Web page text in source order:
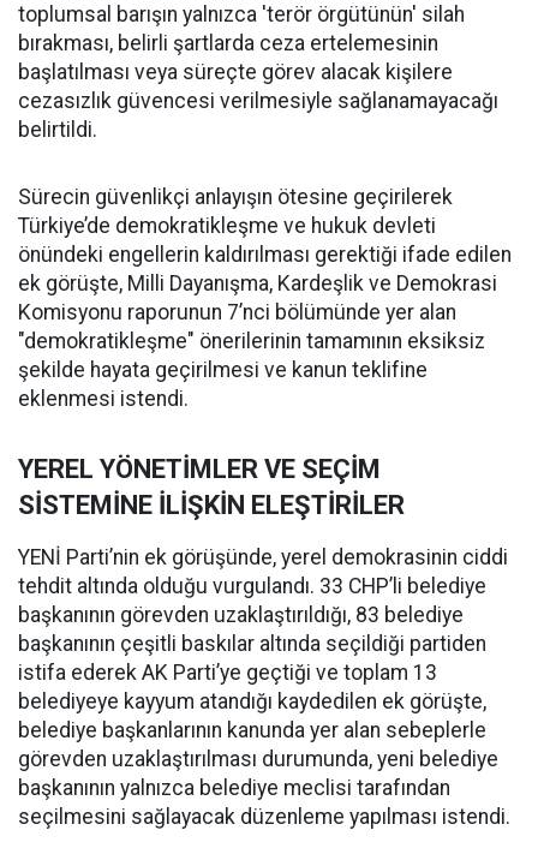
toplumsal barışın yalnızca 'terör örgütünün' silah
bırakması, belirli şartlarda ceza ertelemesinin
başlatılması veya süreçte görev alacak kişilere
cezasızlık güvencesi verilmesiyle sağlanamayacağı
belirtildi.
Sürecin güvenlikçi anlayışın ötesine geçirilerek
Türkiye’de demokratikleşme ve hukuk devleti
önündeki engellerin kaldırılması gerektiği ifade edilen
ek görüşte, Milli Dayanışma, Kardeşlik ve Demokrasi
Komisyonu raporunun 7’nci bölümünde yer alan
"demokratikleşme" önerilerinin tamamının eksiksiz
şekilde hayata geçirilmesi ve kanun teklifine
eklenmesi istendi.
YEREL YÖNETİMLER VE SEÇİM
SİSTEMİNE İLİŞKİN ELEŞTİRİLER
YENİ Parti’nin ek görüşünde, yerel demokrasinin ciddi
tehdit altında olduğu vurgulandı. 33 CHP’li belediye
başkanının görevden uzaklaştırıldığı, 83 belediye
başkanının çeşitli baskılar altında seçildiği partiden
istifa ederek AK Parti’ye geçtiği ve toplam 13
belediyeye kayyum atandığı kaydedilen ek görüşte,
belediye başkanlarının kanunda yer alan sebeplerle
görevden uzaklaştırılması durumunda, yeni belediye
başkanının yalnızca belediye meclisi tarafından
seçilmesini sağlayacak düzenleme yapılması istendi.